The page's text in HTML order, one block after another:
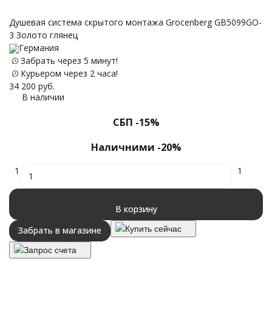
Душевая система скрытого монтажа Grocenberg GB5099GO-
3 Золото глянец
Германия
Забрать через 5 минут!
Курьером через 2 часа!
34 200 руб.
В наличии
СБП -15%
Наличними -20%
1 1
В корзину
Забрать в магазине
Купить сейчас
Запрос счета